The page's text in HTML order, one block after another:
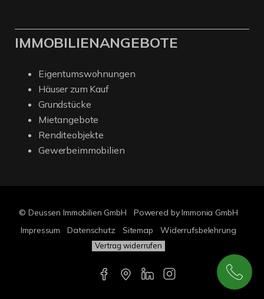
IMMOBILIENANGEBOTE
Eigentumswohnungen
Häuser zum Kauf
Grundstücke
Mietangebote
Renditeobjekte
Gewerbeimmobilien
© Deussen Immobilien GmbH
Powered by Immonia GmbH
Impressum
Datenschutz Sitemap Widerrufsbelehrung
Vertrag widerrufen